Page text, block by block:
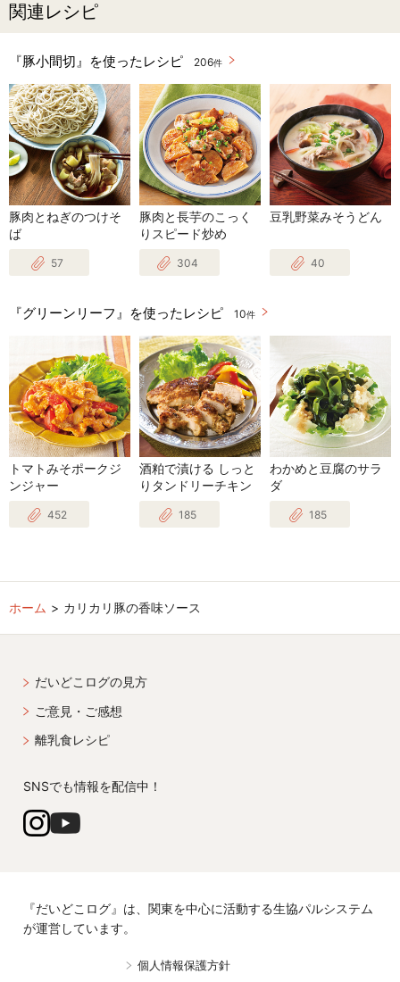
関連レシピ
『豚小間切』を使ったレシピ 206件
豚肉とねぎのつけそ
ば
57
豚肉と長芋のこっく
りスピード炒め
304
豆乳野菜みそうどん
40
『グリーンリーフ』を使ったレシピ 10件
トマトみそポークジ
ンジャー
452
酒粕で漬ける しっと
りタンドリーチキン
185
わかめと豆腐のサラ
ダ
185
ホーム カリカリ豚の香味ソース
だいどこログの見方
ご意見・ご感想
離乳食レシピ
SNSでも情報を配信中！
『だいどこログ』は、関東を中心に活動する生協パルシステム
が運営しています。
個人情報保護方針